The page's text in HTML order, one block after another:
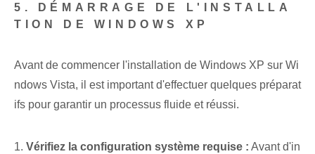
5. DÉMARRAGE DE L'INSTALLA
TION DE WINDOWS XP
Avant de commencer l'installation de Windows XP⁢ sur Wi
ndows Vista, il est important d'effectuer quelques préparat
ifs pour garantir un processus fluide et réussi⁢.
1. Vérifiez la configuration système requise : Avant d'in